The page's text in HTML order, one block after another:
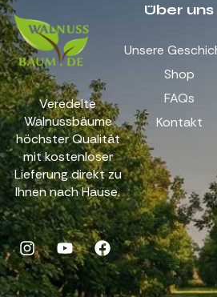
Über uns
Unsere
Shop
FAQs
Kontakt
Veredelte
Walnussbäume
höchster Qualität
mit kostenloser
Lieferung direkt zu
Ihnen nach Hause.